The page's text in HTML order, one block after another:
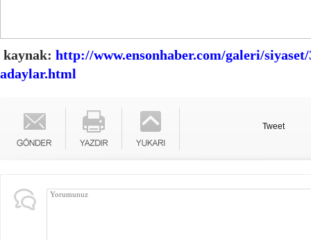
kaynak: http://www.ensonhaber.com/galeri/
adaylar.html
Tweet